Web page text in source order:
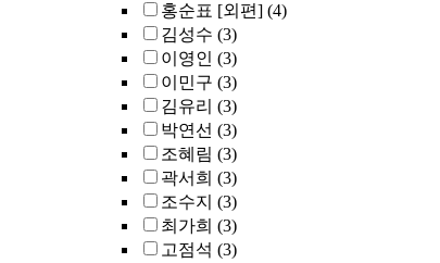
홍순표 [외편] (4)
김성수 (3)
이영인 (3)
이민구 (3)
김유리 (3)
박연선 (3)
조혜림 (3)
곽서희 (3)
조수지 (3)
최가희 (3)
고점석 (3)